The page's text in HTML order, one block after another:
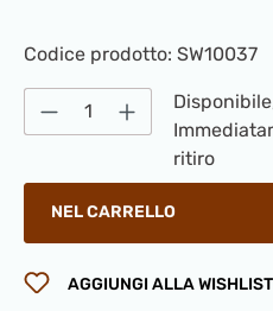
Codice prodotto: SW10037
Quantità del
ritiro
NEL CARRELLO
AGGIUNGI ALLA WISHLIST